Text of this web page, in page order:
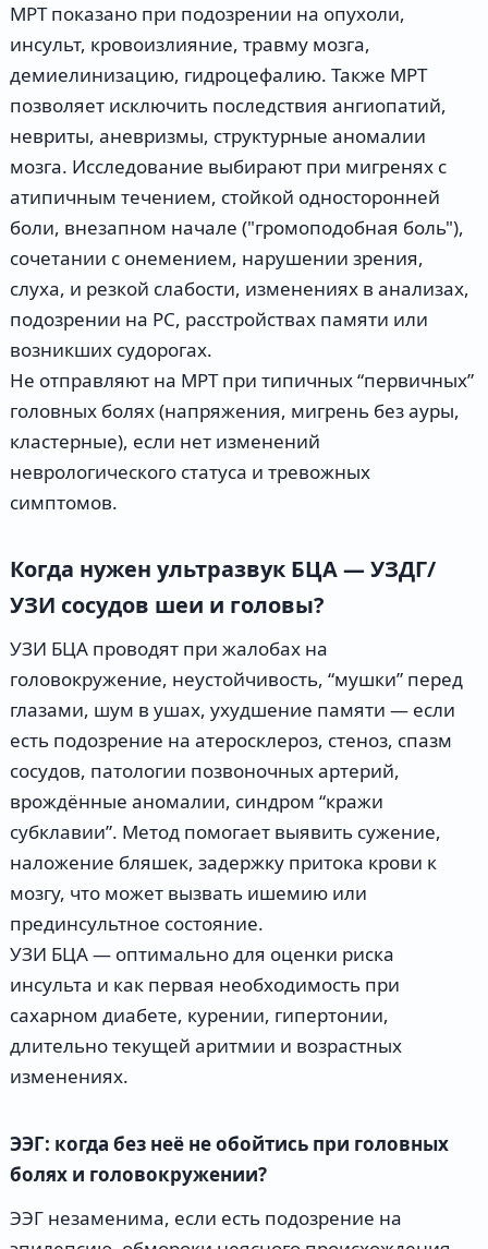
МРТ показано при подозрении на опухоли,
инсульт, кровоизлияние, травму мозга,
демиелинизацию, гидроцефалию. Также МРТ
позволяет исключить последствия ангиопатий,
невриты, аневризмы, структурные аномалии
мозга. Исследование выбирают при мигренях с
атипичным течением, стойкой односторонней
боли, внезапном начале ("громоподобная боль"),
сочетании с онемением, нарушении зрения,
слуха, и резкой слабости, изменениях в анализах,
подозрении на РС, расстройствах памяти или
возникших судорогах.
Не отправляют на МРТ при типичных “первичных”
головных болях (напряжения, мигрень без ауры,
кластерные), если нет изменений
неврологического статуса и тревожных
симптомов.
Когда нужен ультразвук БЦА — УЗДГ/
УЗИ сосудов шеи и головы?
УЗИ БЦА проводят при жалобах на
головокружение, неустойчивость, “мушки” перед
глазами, шум в ушах, ухудшение памяти — если
есть подозрение на атеросклероз, стеноз, спазм
сосудов, патологии позвоночных артерий,
врождённые аномалии, синдром “кражи
субклавии”. Метод помогает выявить сужение,
наложение бляшек, задержку притока крови к
мозгу, что может вызвать ишемию или
прединсультное состояние.
УЗИ БЦА — оптимально для оценки риска
инсульта и как первая необходимость при
сахарном диабете, курении, гипертонии,
длительно текущей аритмии и возрастных
изменениях.
ЭЭГ: когда без неё не обойтись при головных
болях и головокружении?
ЭЭГ незаменима, если есть подозрение на